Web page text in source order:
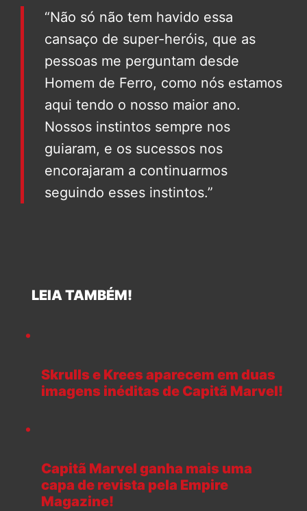
“Não só não tem havido essa
cansaço de super-heróis, que as
pessoas me perguntam desde
Homem de Ferro, como nós estamos
aqui tendo o nosso maior ano.
Nossos instintos sempre nos
guiaram, e os sucessos nos
encorajaram a continuarmos
seguindo esses instintos.”
LEIA TAMBÉM!
Skrulls e Krees aparecem em duas
imagens inéditas de Capitã Marvel!
Capitã Marvel ganha mais uma
capa de revista pela Empire
Magazine!